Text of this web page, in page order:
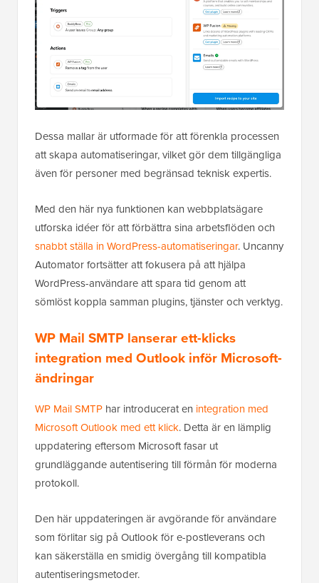
Dessa mallar är utformade för att förenkla processen
att skapa automatiseringar, vilket gör dem tillgängliga
även för personer med begränsad teknisk expertis.
Med den här nya funktionen kan webbplatsägare
utforska idéer för att förbättra sina arbetsflöden och
snabbt ställa in WordPress-automatiseringar. Uncanny
Automator fortsätter att fokusera på att hjälpa
WordPress-användare att spara tid genom att
sömlöst koppla samman plugins, tjänster och verktyg.
WP Mail SMTP lanserar ett-klicks
integration med Outlook inför Microsoft-
ändringar
WP Mail SMTP har introducerat en integration med
Microsoft Outlook med ett klick. Detta är en lämplig
uppdatering eftersom Microsoft fasar ut
grundläggande autentisering till förmån för moderna
protokoll.
Den här uppdateringen är avgörande för användare
som förlitar sig på Outlook för e-postleverans och
kan säkerställa en smidig övergång till kompatibla
autentiseringsmetoder.